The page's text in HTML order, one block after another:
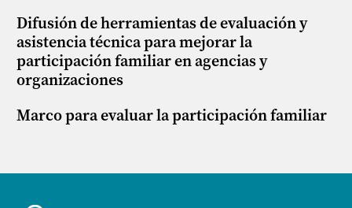
Difusión de herramientas de evaluación y
asistencia técnica para mejorar la
participación familiar en agencias y
organizaciones
Marco para evaluar la participación familiar